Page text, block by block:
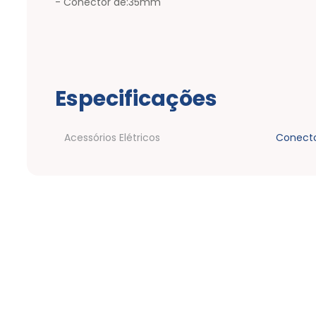
Especificações
Acessórios Elétricos